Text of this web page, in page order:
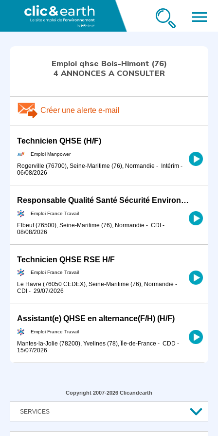
menu
Emploi qhse Bois-Himont (76)
4 ANNONCES A CONSULTER
Créer une alerte e-mail
Technicien QHSE (H/F)
Emploi Manpower
Rogerville (76700), Seine-Maritime (76), Normandie - Intérim -
06/08/2026
Responsable Qualité Santé Sécurité Environnement et Communication (H/F)
Emploi France Travail
Elbeuf (76500), Seine-Maritime (76), Normandie - CDI -
08/08/2026
Technicien QHSE RSE H/F
Emploi France Travail
Le Havre (76050 CEDEX), Seine-Maritime (76), Normandie -
CDI - 29/07/2026
Assistant(e) QHSE en alternance(F/H) (H/F)
Emploi France Travail
Mantes-la-Jolie (78200), Yvelines (78), Île-de-France - CDD -
15/07/2026
Copyright 2007-2026 Clicandearth
SERVICES